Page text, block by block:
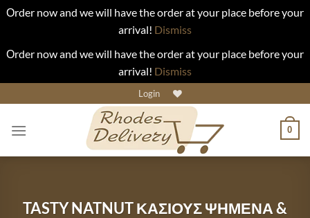
Οrder now and we will have the order at your place before your
arrival! Dismiss
Οrder now and we will have the order at your place before your
arrival! Dismiss
to
content
Login
0
TASTY NATNUT ΚΑΣΙΟΥΣ ΨΗΜΕΝΑ &